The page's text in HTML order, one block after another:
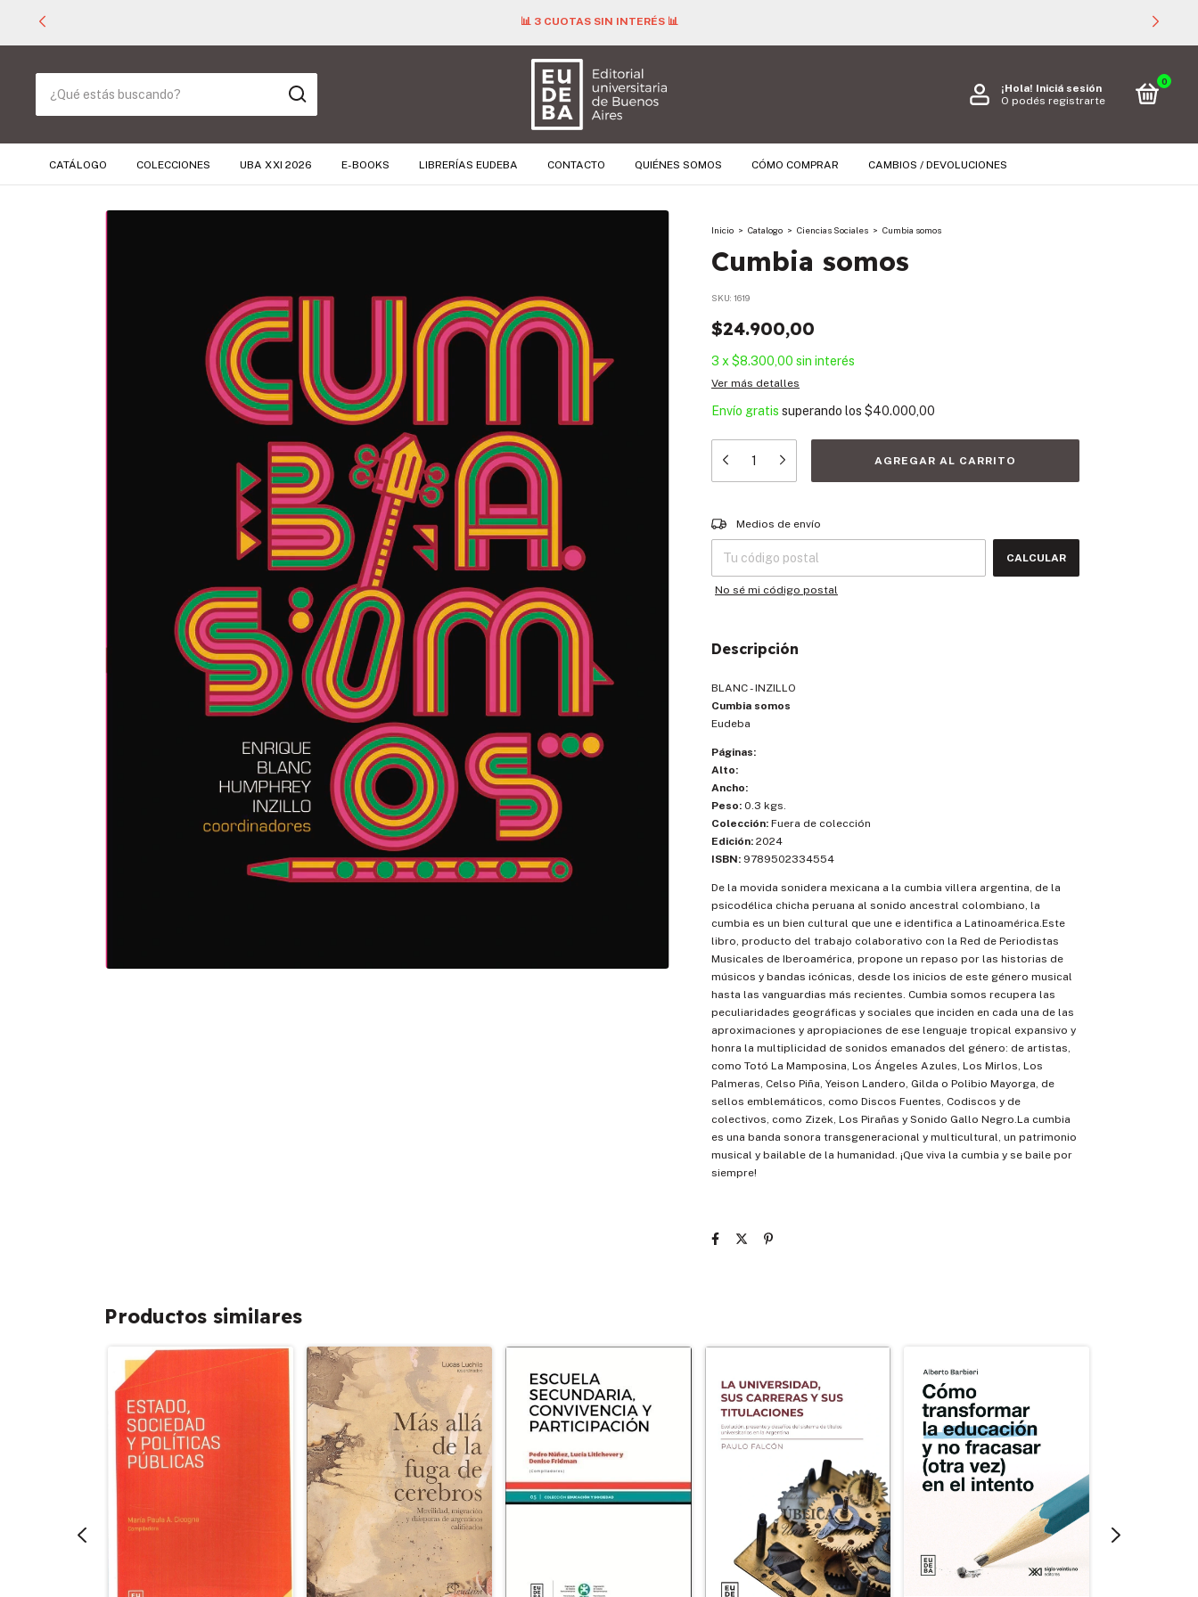
📊 3 CUOTAS SIN INTERÉS 📊
¡Hola! Iniciá sesión
O podés registrarte
0
CATÁLOGO COLECCIONES UBA XXI 2026 E-BOOKS LIBRERÍAS EUDEBA CONTACTO QUIÉNES SOMOS CÓMO COMPRAR CAMBIOS / DEVOLUCIONES
Inicio > Catalogo > Ciencias Sociales > Cumbia somos
Cumbia somos
SKU: 1619
$24.900,00
3 x $8.300,00 sin interés
Ver más detalles
Envío gratis superando los $40.000,00
Entregas para el CP:
Medios de envío
CALCULAR
No sé mi código postal
Descripción
BLANC - INZILLO
Cumbia somos
Eudeba
Páginas:
Alto:
Ancho:
Peso: 0.3 kgs.
Colección: Fuera de colección
Edición: 2024
ISBN: 9789502334554
De la movida sonidera mexicana a la cumbia villera argentina, de la
psicodélica chicha peruana al sonido ancestral colombiano, la
cumbia es un bien cultural que une e identifica a Latinoamérica.Este
libro, producto del trabajo colaborativo con la Red de Periodistas
Musicales de Iberoamérica, propone un repaso por las historias de
músicos y bandas icónicas, desde los inicios de este género musical
hasta las vanguardias más recientes. Cumbia somos recupera las
peculiaridades geográficas y sociales que inciden en cada una de las
aproximaciones y apropiaciones de ese lenguaje tropical expansivo y
honra la multiplicidad de sonidos emanados del género: de artistas,
como Totó La Mamposina, Los Ángeles Azules, Los Mirlos, Los
Palmeras, Celso Piña, Yeison Landero, Gilda o Polibio Mayorga, de
sellos emblemáticos, como Discos Fuentes, Codiscos y de
colectivos, como Zizek, Los Pirañas y Sonido Gallo Negro.La cumbia
es una banda sonora transgeneracional y multicultural, un patrimonio
musical y bailable de la humanidad. ¡Que viva la cumbia y se baile por
siempre!
Productos similares